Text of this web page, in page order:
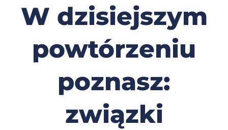
W dzisiejszym
powtórzeniu
poznasz:
związki